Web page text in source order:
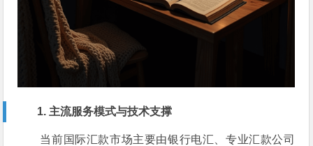
1. 主流服务模式与技术支撑
当前国际汇款市场主要由银行电汇、专业汇款公司